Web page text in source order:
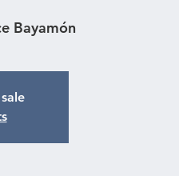
Bayamón